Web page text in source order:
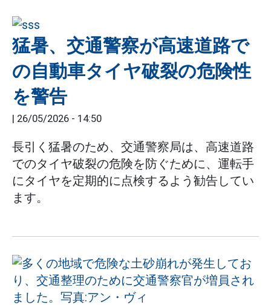
猛暑、交通警察が高速道路で
の自動車タイヤ破裂の危険性
を警告
| 26/05/2026 - 14:50
長引く猛暑のため、交通警察局は、高速道路
でのタイヤ破裂の危険を防ぐために、運転手
にタイヤを定期的に点検するよう勧告してい
ます。